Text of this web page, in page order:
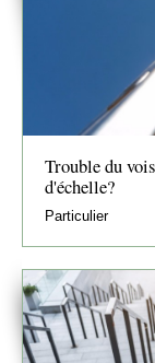
Trouble du
d'échelle?
Particulier